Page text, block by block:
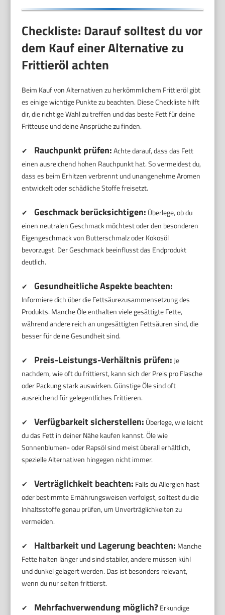
Checkliste: Darauf solltest du vor
dem Kauf einer Alternative zu
Frittieröl achten
Beim Kauf von Alternativen zu herkömmlichem Frittieröl gibt
es einige wichtige Punkte zu beachten. Diese Checkliste hilft
dir, die richtige Wahl zu treffen und das beste Fett für deine
Fritteuse und deine Ansprüche zu finden.
✔ Rauchpunkt prüfen:Achte darauf, dass das Fett
einen ausreichend hohen Rauchpunkt hat. So vermeidest du,
dass es beim Erhitzen verbrennt und unangenehme Aromen
entwickelt oder schädliche Stoffe freisetzt.
✔ Geschmack berücksichtigen: Überlege, ob du
einen neutralen Geschmack möchtest oder den besonderen
Eigengeschmack von Butterschmalz oder Kokosöl
bevorzugst. Der Geschmack beeinflusst das Endprodukt
deutlich.
✔ Gesundheitliche Aspekte beachten:
Informiere dich über die Fettsäurezusammensetzung des
Produkts. Manche Öle enthalten viele gesättigte Fette,
während andere reich an ungesättigten Fettsäuren sind, die
besser für deine Gesundheit sind.
✔ Preis-Leistungs-Verhältnis prüfen:Je
nachdem, wie oft du frittierst, kann sich der Preis pro Flasche
oder Packung stark auswirken. Günstige Öle sind oft
ausreichend für gelegentliches Frittieren.
✔ Verfügbarkeit sicherstellen: Überlege, wie leicht
du das Fett in deiner Nähe kaufen kannst. Öle wie
Sonnenblumen- oder Rapsöl sind meist überall erhältlich,
spezielle Alternativen hingegen nicht immer.
✔ Verträglichkeit beachten: Falls du Allergien hast
oder bestimmte Ernährungsweisen verfolgst, solltest du die
Inhaltsstoffe genau prüfen, um Unverträglichkeiten zu
vermeiden.
✔ Haltbarkeit und Lagerung beachten: Manche
Fette halten länger und sind stabiler, andere müssen kühl
und dunkel gelagert werden. Das ist besonders relevant,
wenn du nur selten frittierst.
✔ Mehrfachverwendung möglich?Erkundige